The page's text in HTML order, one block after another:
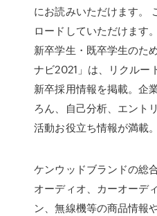
にお読みいただけます。
ロードしていただけます
新卒学生・既卒学生のた
ナビ2021」は、リクルー
新卒採用情報を掲載。企
ろん、自己分析、エント
活動お役立ち情報が満載。
ケンウッドブランドの総
オーディオ、カーオーデ
ン、無線機等の商品情報